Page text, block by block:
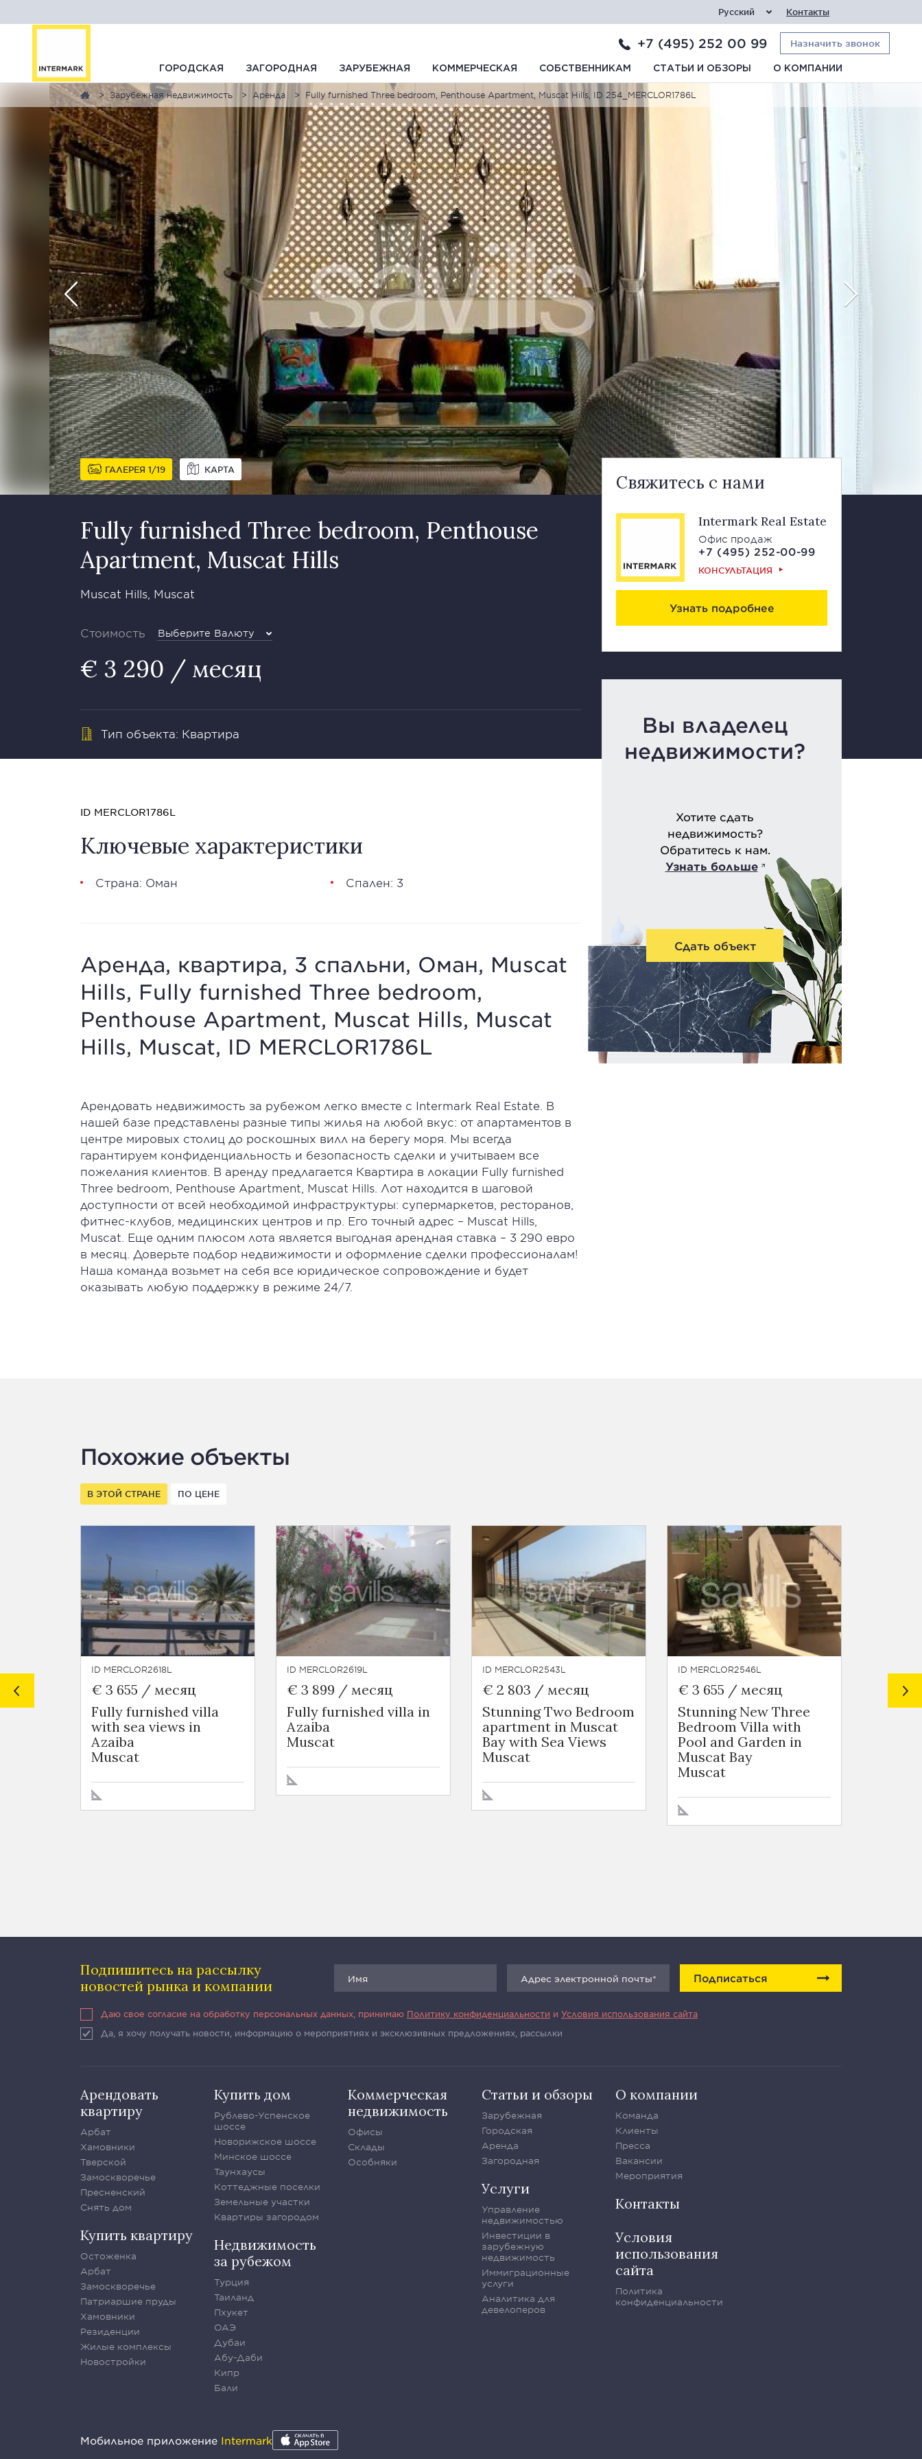
Русский Контакты
+7 (495) 252 00 99 Назначить звонок
ГОРОДСКАЯ ЗАГОРОДНАЯ ЗАРУБЕЖНАЯ КОММЕРЧЕСКАЯ СОБСТВЕННИКАМ СТАТЬИ И ОБЗОРЫ О КОМПАНИИ
Зарубежная недвижимость Аренда Fully furnished Three bedroom, Penthouse Apartment, Muscat Hills, ID 254_MERCLOR1786L
ГАЛЕРЕЯ 1 19 КАРТА
Fully furnished Three bedroom, Penthouse
Apartment, Muscat Hills
Muscat Hills, Muscat
Стоимость Выберите Валюту
€ 3 290 / месяц
Тип объекта: Квартира
Свяжитесь с нами
Intermark Real Estate
Офис продаж
+7 (495) 252-00-99
КОНСУЛЬТАЦИЯ
Узнать подробнее
Вы владелец
недвижимости?
Хотите сдать
недвижимость?
Обратитесь к нам.
Узнать больше
Сдать объект
ID MERCLOR1786L
Ключевые характеристики
Страна: Оман Спален: 3
Аренда, квартира, 3 спальни, Оман, Muscat
Hills, Fully furnished Three bedroom,
Penthouse Apartment, Muscat Hills, Muscat
Hills, Muscat, ID MERCLOR1786L
Арендовать недвижимость за рубежом легко вместе с Intermark Real Estate. В
нашей базе представлены разные типы жилья на любой вкус: от апартаментов в
центре мировых столиц до роскошных вилл на берегу моря. Мы всегда
гарантируем конфиденциальность и безопасность сделки и учитываем все
пожелания клиентов. В аренду предлагается Квартира в локации Fully furnished
Three bedroom, Penthouse Apartment, Muscat Hills. Лот находится в шаговой
доступности от всей необходимой инфраструктуры: супермаркетов, ресторанов,
фитнес-клубов, медицинских центров и пр. Его точный адрес – Muscat Hills,
Muscat. Еще одним плюсом лота является выгодная арендная ставка – 3 290 евро
в месяц. Доверьте подбор недвижимости и оформление сделки профессионалам!
Наша команда возьмет на себя все юридическое сопровождение и будет
оказывать любую поддержку в режиме 24/7.
Похожие объекты
В ЭТОЙ СТРАНЕ ПО ЦЕНЕ
ID MERCLOR2618L
€ 3 655 / месяц
Fully furnished villa
with sea views in
Azaiba
Muscat
ID MERCLOR2619L
€ 3 899 / месяц
Fully furnished villa in
Azaiba
Muscat
ID MERCLOR2543L
€ 2 803 / месяц
Stunning Two Bedroom
apartment in Muscat
Bay with Sea Views
Muscat
ID MERCLOR2546L
€ 3 655 / месяц
Stunning New Three
Bedroom Villa with
Pool and Garden in
Muscat Bay
Muscat
€ 6
Подпишитесь на рассылку
новостей рынка и компании
Подписаться
Даю свое согласие на обработку персональных данных, принимаю Политику конфиденциальности и Условия использования сайта
Да, я хочу получать новости, информацию о мероприятиях и эксклюзивных предложениях, рассылки
Арендовать
квартиру
Арбат
Хамовники
Тверской
Замоскворечье
Пресненский
Снять дом
Купить квартиру
Остоженка
Арбат
Замоскворечье
Патриаршие пруды
Хамовники
Резиденции
Жилые комплексы
Новостройки
Купить дом
Рублево-Успенское
шоссе
Новорижское шоссе
Минское шоссе
Таунхаусы
Коттеджные поселки
Земельные участки
Квартиры загородом
Недвижимость
за рубежом
Турция
Таиланд
Пхукет
ОАЭ
Дубаи
Абу-Даби
Кипр
Бали
Коммерческая
недвижимость
Офисы
Склады
Особняки
Статьи и обзоры
Зарубежная
Городская
Аренда
Загородная
Услуги
Управление
недвижимостью
Инвестиции в
зарубежную
недвижимость
Иммиграционные
услуги
Аналитика для
девелоперов
О компании
Команда
Клиенты
Пресса
Вакансии
Мероприятия
Контакты
Условия
использования
сайта
Политика
конфиденциальности
Мобильное приложение Intermark